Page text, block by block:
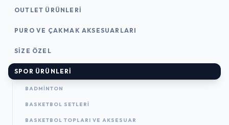
OUTLET ÜRÜNLERI
PURO VE ÇAKMAK AKSESUARLARI
SIZE ÖZEL
SPOR ÜRÜNLERI
BADMINTON
BASKETBOL SETLERI
BASKETBOL TOPLARI VE AKSESUAR